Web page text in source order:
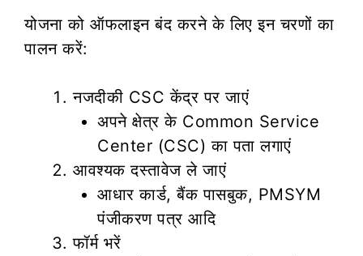
योजना को ऑफलाइन बंद करने के लिए इन चरणों का
पालन करें:
नजदीकी CSC केंद्र पर जाएं
अपने क्षेत्र के Common Service
Center (CSC) का पता लगाएं
आवश्यक दस्तावेज ले जाएं
आधार कार्ड, बैंक पासबुक, PMSYM
पंजीकरण पत्र आदि
फॉर्म भरें